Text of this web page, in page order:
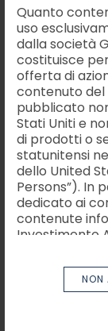
Quanto
uso
dalla società
costituisce
offerta di
contenuto del
pubblicato
Stati Uniti e
di prodotti o
statunitensi
dello United
Persons”). In
dedicato ai
contenute
Investimento
Il sito e le
NON
Perviolazioni
illeciti
condotte
legislativo
modelli di
illeciti che
degli atti
settori:
mercati
e del
tutela
sicurezza
salute
tutela